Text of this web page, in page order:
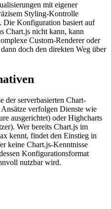
mit eigener
Styling-Kontrolle
Die Konfiguration basiert auf
Chart.js nicht kann, kann
Custom-Renderer oder
doch den direkten Weg über
der serverbasierten Chart-
verfolgen Dienste wie
ausgerichtet) oder Highcharts
Wer bereits Chart.js im
kennt, findet den Einstieg in
keine Chart.js-Kenntnisse
Konfigurationsformat
nutzbar wird.